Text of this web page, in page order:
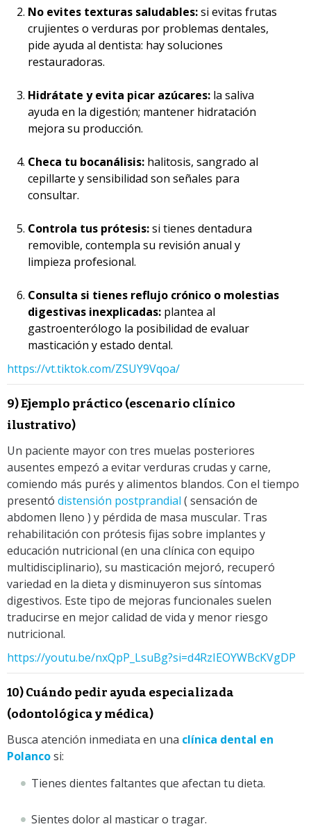
No evites texturas saludables:si evitas frutas
crujientes o verduras por problemas dentales,
pide ayuda al dentista: hay soluciones
restauradoras.
Hidrátate y evita picar azúcares: la saliva
ayuda en la digestión; mantener hidratación
mejora su producción.
Checa tu bocanálisis: halitosis, sangrado al
cepillarte y sensibilidad son señales para
consultar.
Controla tus prótesis:si tienes dentadura
removible, contempla su revisión anual y
limpieza profesional.
Consulta si tienes reflujo crónico o molestias
digestivas inexplicadas: plantea al
gastroenterólogo la posibilidad de evaluar
masticación y estado dental.
https://vt.tiktok.com/ZSUY9Vqoa/
9) Ejemplo práctico (escenario clínico
ilustrativo)
Un paciente mayor con tres muelas posteriores
ausentes empezó a evitar verduras crudas y carne,
comiendo más purés y alimentos blandos. Con el tiempo
presentó distensión postprandial ( sensación de
abdomen lleno ) y pérdida de masa muscular. Tras
rehabilitación con prótesis fijas sobre implantes y
educación nutricional (en una clínica con equipo
multidisciplinario), su masticación mejoró, recuperó
variedad en la dieta y disminuyeron sus síntomas
digestivos. Este tipo de mejoras funcionales suelen
traducirse en mejor calidad de vida y menor riesgo
nutricional.
https://youtu.be/nxQpP_LsuBg?si=d4RzIEOYWBcKVgDP
10) Cuándo pedir ayuda especializada
(odontológica y médica)
Busca atención inmediata en una clínica dental en
Polancosi:
Tienes dientes faltantes que afectan tu dieta.
Sientes dolor al masticar o tragar.